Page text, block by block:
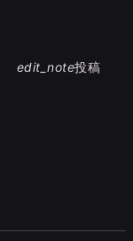
edit_note投稿